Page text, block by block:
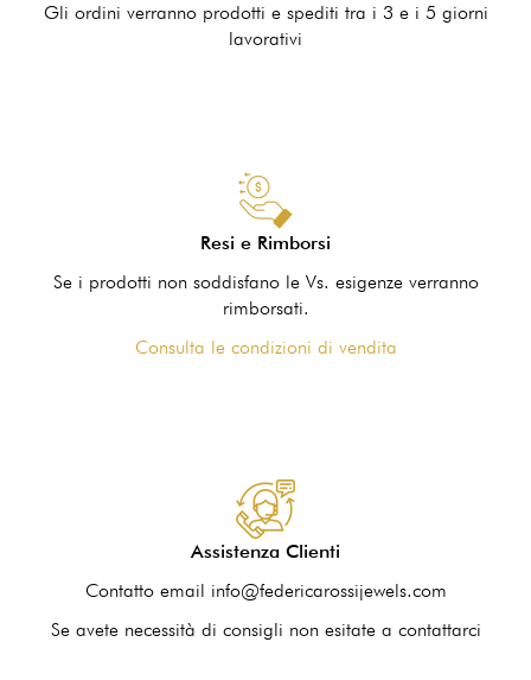
Gli ordini verranno prodotti e spediti tra i 3 e i 5 giorni
lavorativi
Resi e Rimborsi
Se i prodotti non soddisfano le Vs. esigenze verranno
rimborsati.
Consulta le condizioni di vendita
Assistenza Clienti
Contatto email info@federicarossijewels.com
Se avete necessità di consigli non esitate a contattarci